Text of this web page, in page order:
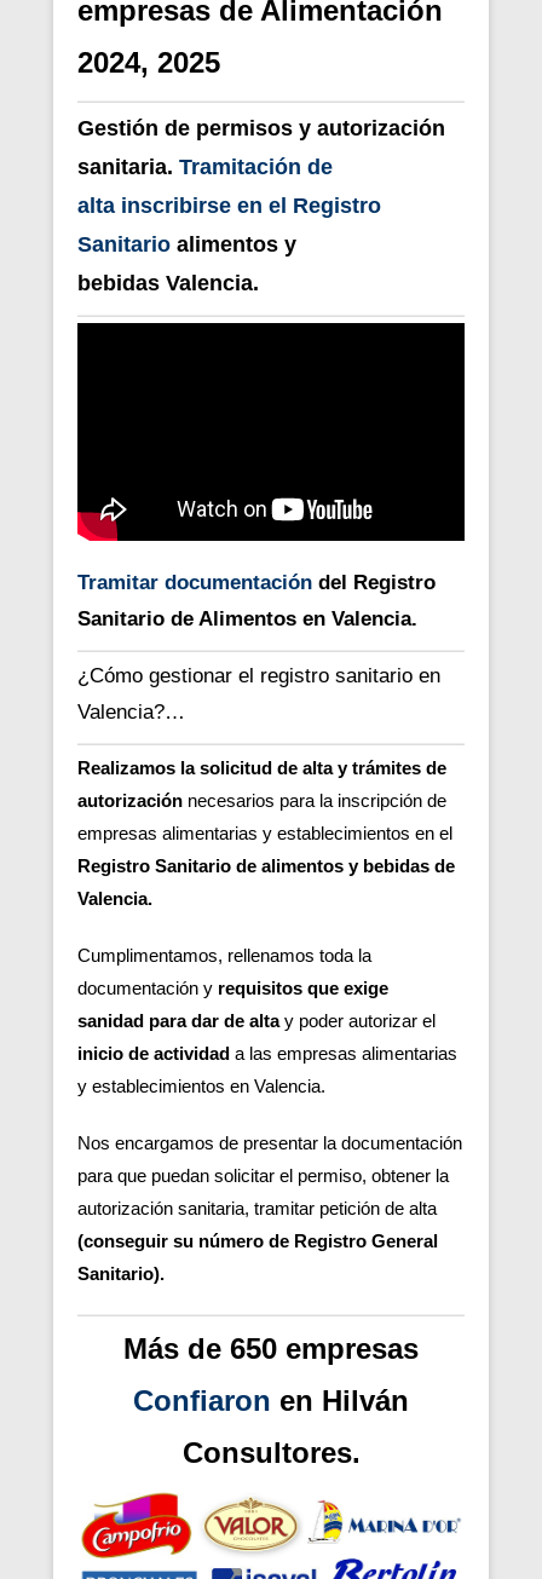
empresas de Alimentación
2024, 2025
Gestión de permisos y autorización
sanitaria. Tramitación de
alta inscribirse en el Registro
Sanitario alimentos y
bebidas Valencia.
Tramitar documentación del Registro
Sanitario de Alimentos en Valencia.
¿Cómo gestionar el registro sanitario en
Valencia?…
Realizamos la solicitud de alta ytrámites de
autorización necesarios para la inscripción de
empresas alimentarias y establecimientos en el
Registro Sanitario de alimentos y bebidas de
Valencia.
Cumplimentamos, rellenamos toda la
documentación y requisitos que exige
sanidad para dar de altay poder autorizar el
inicio de actividad a las empresas alimentarias
y establecimientos en Valencia.
Nos encargamos de presentar la documentación
para que puedan solicitar el permiso, obtener la
autorización sanitaria, tramitar petición de alta
(conseguir su número de Registro General
Sanitario).
Más de 650 empresas
Confiaron en Hilván
Consultores.